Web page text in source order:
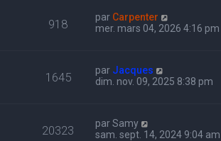
918 par Carpenter
mer. mars 04, 2026 4:16 pm
1645 par Jacques
dim. nov. 09, 2025 8:38 pm
20323 parSamy
sam. sept. 14, 2024 9:04 am